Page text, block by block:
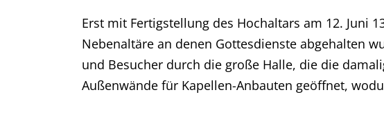
Erst mit Fertigstellung des Hochaltars am 12. Juni
Nebenaltäre an denen Gottesdienste abgehalten
und Besucher durch die große Halle, die die
Außenwände für Kapellen-Anbauten geöffnet,